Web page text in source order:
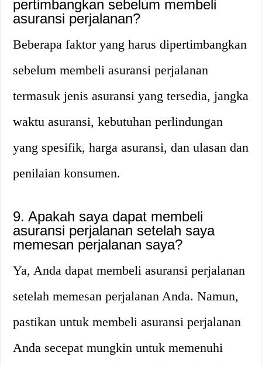
pertimbangkan sebelum membeli
asuransi perjalanan?
Beberapa faktor yang harus dipertimbangkan
sebelum membeli asuransi perjalanan
termasuk jenis asuransi yang tersedia, jangka
waktu asuransi, kebutuhan perlindungan
yang spesifik, harga asuransi, dan ulasan dan
penilaian konsumen.
9. Apakah saya dapat membeli
asuransi perjalanan setelah saya
memesan perjalanan saya?
Ya, Anda dapat membeli asuransi perjalanan
setelah memesan perjalanan Anda. Namun,
pastikan untuk membeli asuransi perjalanan
Anda secepat mungkin untuk memenuhi